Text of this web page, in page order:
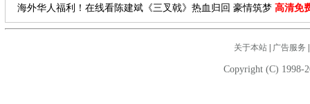
海外华人福利！在线看陈建斌《三叉戟》热血归回 豪情筑梦 高清免
关于本站| 广告服务
Copyright (C) 1998-